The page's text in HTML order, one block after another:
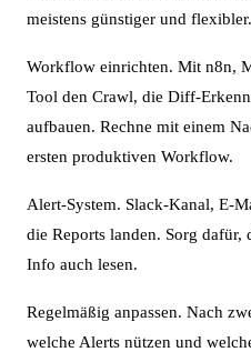
meistens günstiger und flexibler.
Workflow einrichten. Mit n8n,
Tool den Crawl, die Diff-
aufbauen. Rechne mit einem
ersten produktiven Workflow.
Alert-System. Slack-Kanal, E-
die Reports landen. Sorg dafür,
Info auch lesen.
Regelmäßig anpassen. Nach
welche Alerts nützen und